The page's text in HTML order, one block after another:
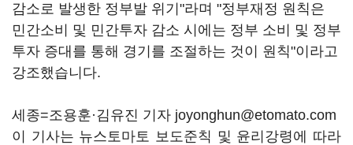
감소로 발생한 정부발 위기"라며 "정부재정 원칙은
민간소비 및 민간투자 감소 시에는 정부 소비 및 정부
투자 증대를 통해 경기를 조절하는 것이 원칙"이라고
강조했습니다.
세종=조용훈·김유진 기자 joyonghun@etomato.com
이 기사는 뉴스토마토 보도준칙 및 윤리강령에 따라